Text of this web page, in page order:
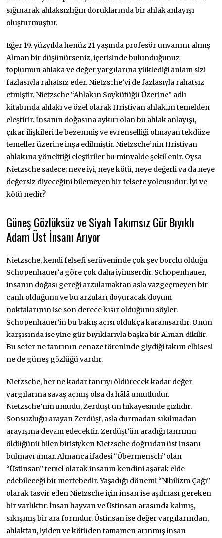
sığınarak ahlaksızlığın doruklarında bir ahlak anlayışı
oluşturmuştur.
Eğer 19. yüzyılda henüz 21 yaşında profesör unvanını almış
Alman bir düşünürseniz, içerisinde bulunduğunuz
toplumun ahlaka ve değer yargılarına yüklediği anlam sizi
fazlasıyla rahatsız eder. Nietzsche’yi de fazlasıyla rahatsız
etmiştir. Nietzsche “Ahlakın Soykütüğü Üzerine” adlı
kitabında ahlakı ve özel olarak Hristiyan ahlakını temelden
eleştirir. İnsanın doğasına aykırı olan bu ahlak anlayışı,
çıkar ilişkileri ile bezenmiş ve evrenselliği olmayan tekdüze
temeller üzerine inşa edilmiştir. Nietzsche’nin Hristiyan
ahlakına yönelttiği eleştiriler bu minvalde şekillenir. Oysa
Nietzsche sadece; neye iyi, neye kötü, neye değerli ya da neye
değersiz diyeceğini bilemeyen bir felsefe yolcusudur. İyi ve
kötü nedir?
Güneş Gözlüksüz ve Siyah Takımsız Gür Bıyıklı
Adam Üst İnsanı Arıyor
Nietzsche, kendi felsefi serüveninde çok şey borçlu olduğu
Schopenhauer’a göre çok daha iyimserdir. Schopenhauer,
insanın doğası gereği arzulamaktan asla vazgeçmeyen bir
canlı olduğunu ve bu arzuları doyuracak doyum
noktalarının ise son derece kısır olduğunu söyler.
Schopenhauer’in bu bakış açısı oldukça karamsardır. Onun
karşısında ise yine gür bıyıklarıyla başka bir Alman dikilir.
Bu sefer ne tanrının cenaze töreninde giydiği takım elbisesi
ne de güneş gözlüğü vardır.
Nietzsche, her ne kadar tanrıyı öldürecek kadar değer
yargılarına savaş açmış olsa da hâlâ umutludur.
Nietzsche’nin umudu, Zerdüşt’ün hikayesinde gizlidir.
Sonsuzluğu arayan Zerdüşt, asla durmadan sıkılmadan
arayışına devam edecektir. Zerdüşt’ün aradığı tanrının
öldüğünü bilen birisiyken Nietzsche doğrudan üst insanı
bulmayı umar. Almanca ifadesi “Übermensch” olan
“Üstinsan” temel olarak insanın kendini aşarak elde
edebileceği bir mertebedir. Yaşadığı dönemi “Nihilizm Çağı”
olarak tasvir eden Nietzsche için insan ise aşılması gereken
bir varlıktır. İnsan hayvan ve Üstinsan arasında kalmış,
sıkışmış bir ara formdur. Üstinsan ise değer yargılarından,
ahlaktan, iyiden ve kötüden tamamen arınmış insan